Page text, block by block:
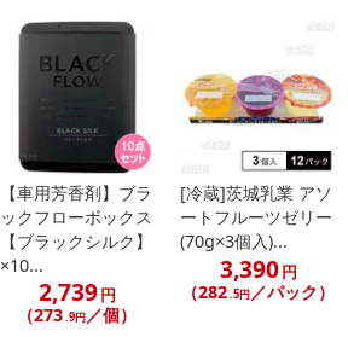
【車用芳香剤】ブラ
ックフローボックス
【ブラックシルク】
×10...
2,739円
（273 .9円 ／個）
[冷蔵]茨城乳業 アソ
ートフルーツゼリー
(70g×3個入)...
3,390円
（282 .5円 ／パック）